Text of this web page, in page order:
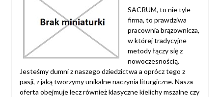
SACRUM, to nie tyle
firma, to prawdziwa
pracownia brązownicza,
w której tradycyjne
metody łączy się z
nowoczesnością.
Jesteśmy dumni z naszego dziedzictwa a oprócz tego z
pasji, z jaką tworzymy unikalne naczynia liturgiczne. Nasza
oferta obejmuje lecz również klasyczne kielichy mszalne czy